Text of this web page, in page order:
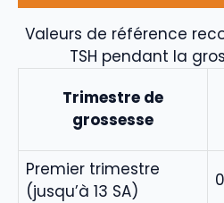
Valeurs de référence
TSH pendant la
Trimestre de
grossesse
Premier trimestre
(jusqu’à 13 SA)